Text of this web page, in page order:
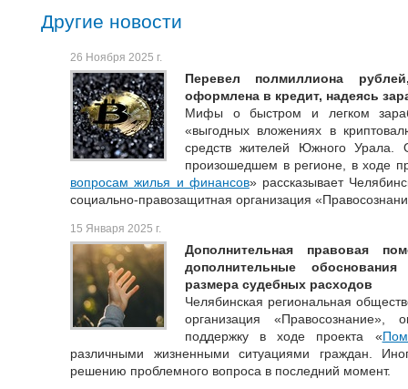
Другие новости
26 Ноября 2025 г.
Перевел полмиллиона
оформлена в кредит, надеясь
Мифы о быстром и легком
«выгодных вложениях в
средств жителей Южного Урала.
произошедшем в регионе, в ходе
вопросам жилья и финансов» рассказывает
социально-правозащитная организация
15 Января 2025 г.
Дополнительная правовая
дополнительные
размера судебных расходов
Челябинская региональная
организация
поддержку в ходе проекта «
различными жизненными ситуациями граждан.
решению проблемного вопроса в последний момент.